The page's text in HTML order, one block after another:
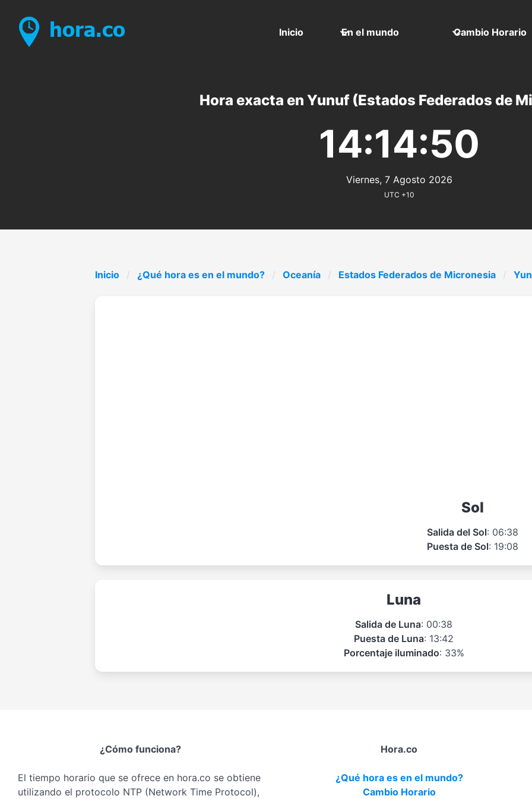
Inicio En el mundo Cambio Horario
Hora exacta en Yunuf (Estados Federados de
14:14:50
Viernes, 7 Agosto 2026
UTC +10
Inicio ¿Qué hora es en el mundo? Oceanía Estados Federados de Micronesia
Sol
Salida del Sol: 06:38
Puesta de Sol: 19:08
Luna
Salida de Luna: 00:38
Puesta de Luna: 13:42
Porcentaje iluminado: 33%
¿Cómo funciona?
El tiempo horario que se ofrece en hora.co se obtiene
utilizando el protocolo NTP (Network Time Protocol),
Hora.co
¿Qué hora es en el mundo?
Cambio Horario